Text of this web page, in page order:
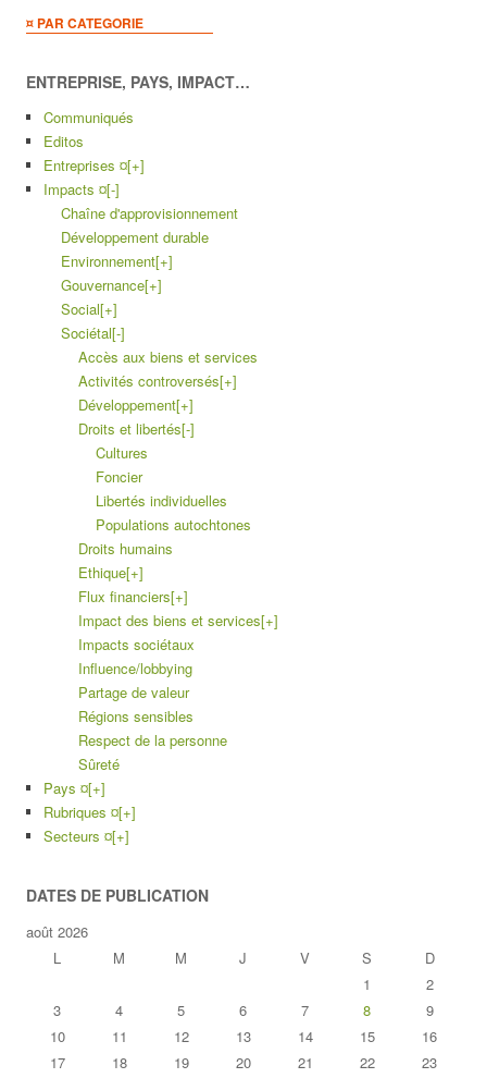
¤ PAR CATEGORIE
ENTREPRISE, PAYS, IMPACT…
Communiqués
Editos
Entreprises ¤[+]
Impacts ¤[-]
Chaîne d'approvisionnement
Développement durable
Environnement[+]
Gouvernance[+]
Social[+]
Sociétal[-]
Accès aux biens et services
Activités controversés[+]
Développement[+]
Droits et libertés[-]
Cultures
Foncier
Libertés individuelles
Populations autochtones
Droits humains
Ethique[+]
Flux financiers[+]
Impact des biens et services[+]
Impacts sociétaux
Influence/lobbying
Partage de valeur
Régions sensibles
Respect de la personne
Sûreté
Pays ¤[+]
Rubriques ¤[+]
Secteurs ¤[+]
DATES DE PUBLICATION
août 2026
L
M M J V S
D
1
2
3
4 5 6 7 8
9
10
11 12 13 14 15
16
17
18 19 20 21 22 23